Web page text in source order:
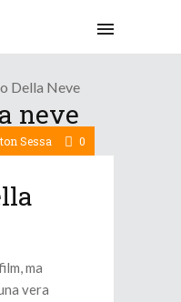
Della Neve
neve
Sessa 0
ma
vera